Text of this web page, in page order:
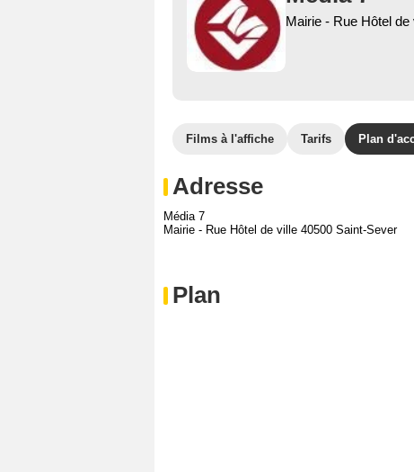
Mairie - Rue Hôtel
Films à l'affiche Tarifs Plan
Adresse
Média 7
Mairie - Rue Hôtel de ville 40500 Saint-Sever
Plan